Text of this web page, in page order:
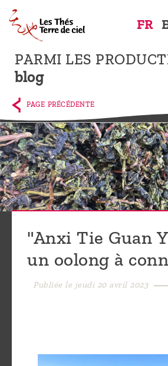
PARMI LES
blog
FR
Accueil
La
boutique
Terre de
Ciel
Parmi les
producteurs,
le blog
sommes-
nous ?
Découvrir
infuser
PAGE PRÉCÉDENTE
"Anxi Tie Guan
un oolong à
Publiée le jeudi 20 avril 2023